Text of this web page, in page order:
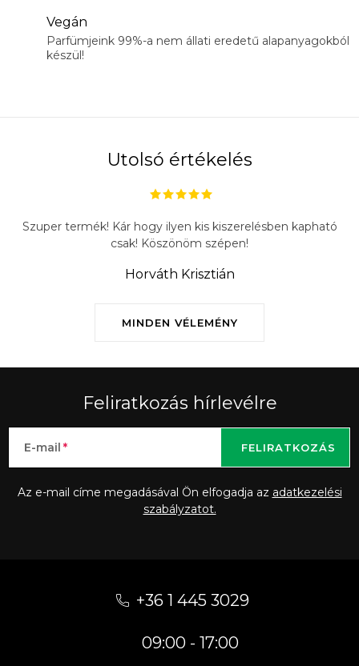
Vegán
Parfümjeink 99%-a nem állati eredetű alapanyagokból
készül!
Utolsó értékelés
MINDEN VÉLEMÉNY
Szuper termék! Kár hogy ilyen kis kiszerelésben kapható
csak! Köszönöm szépen!
Horváth Krisztián
Feliratkozás hírlevélre
E-mail
Az e-mail címe megadásával Ön elfogadja az adatkezelési
szabályzatot.
FELIRATKOZÁS
+36 1 445 3029
09:00 - 17:00